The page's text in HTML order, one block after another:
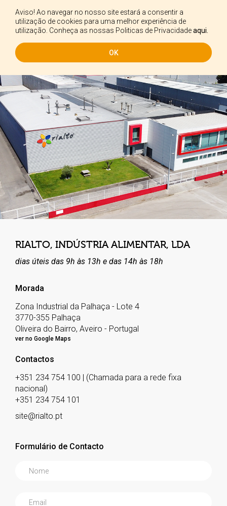
Aviso! Ao navegar no nosso site estará a consentir a
utilização de cookies para uma melhor experiência de
utilização. Conheça as nossas Politicas de Privacidadeaqui.
OK
PT
RIALTO, INDÚSTRIA ALIMENTAR, LDA
dias úteis das 9h às 13h e das 14h às 18h
Morada
Zona Industrial da Palhaça - Lote 4
3770-355 Palhaça
Oliveira do Bairro, Aveiro - Portugal
ver no Google Maps
Contactos
+351 234 754 100 | (Chamada para a rede fixa
nacional)
+351 234 754 101
site@rialto.pt
Formulário de Contacto